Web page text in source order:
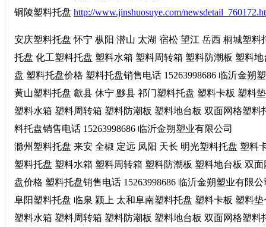
铜陵塑料托盘 http://www.jinshuosuye.com/
安庆塑料托盘 怀宁 枞阳 潜山 太湖 宿松 望江 岳西 桐城塑
托盘 化工塑料托盘 塑料水箱 塑料周转箱 塑料防潮板 塑料
盘 塑料托盘价格 塑料托盘销售电话 15263998686 临沂金朔
黄山塑料托盘 歙县 休宁 黟县 祁门塑料托盘 塑料卡板 塑料
塑料水箱 塑料周转箱 塑料防潮板 塑料地台板 双面网格塑
料托盘销售电话 15263998686 临沂金朔塑业有限公司
滁州塑料托盘 来安 全椒 定远 凤阳 天长 明光塑料托盘 塑
塑料托盘 塑料水箱 塑料周转箱 塑料防潮板 塑料地台板 双
盘价格 塑料托盘销售电话 15263998686 临沂金朔塑业有限公
阜阳塑料托盘 临泉 颍上 太和阜南塑料托盘 塑料卡板 塑料
塑料水箱 塑料周转箱 塑料防潮板 塑料地台板 双面网格塑